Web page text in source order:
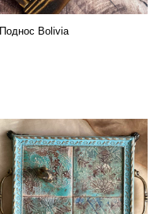
Поднос Bolivia